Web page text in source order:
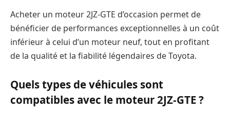
Acheter un moteur 2JZ-GTE d’occasion permet de
bénéficier de performances exceptionnelles à un coût
inférieur à celui d’un moteur neuf, tout en profitant
de la qualité et la fiabilité légendaires de Toyota.
Quels types de véhicules sont
compatibles avec le moteur 2JZ-GTE ?